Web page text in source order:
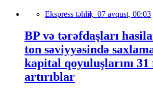
Ekspress təhlil, 07 avqust, 00:03
BP və tərəfdaşları
ton səviyyəsində
kapital qoyuluşlarını 31
artırıblar